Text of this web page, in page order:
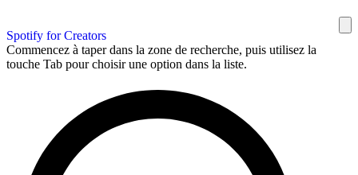
Spotify for Creators
Commencez à taper dans la zone de recherche, puis utilisez la
touche Tab pour choisir une option dans la liste.